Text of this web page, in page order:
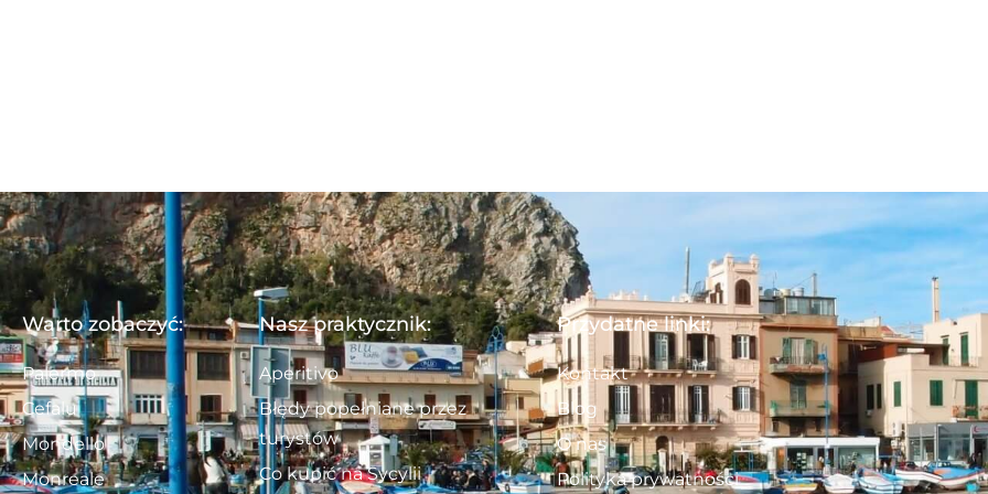
Warto zobaczyć:
Palermo
Cefalu
Mondello
Monreale
Nasz praktycznik:
Aperitivo
Błędy popełniane przez
turystów
Co kupić na Sycylii
Przydatne linki:
Kontakt
Blog
O nas
Polityka prywatności